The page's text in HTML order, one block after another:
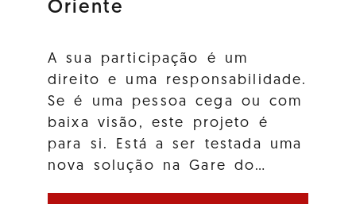
Oriente
A sua participação é um
direito e uma responsabilidade.
Se é uma pessoa cega ou com
baixa visão, este projeto é
para si. Está a ser testada uma
nova solução na Gare do…